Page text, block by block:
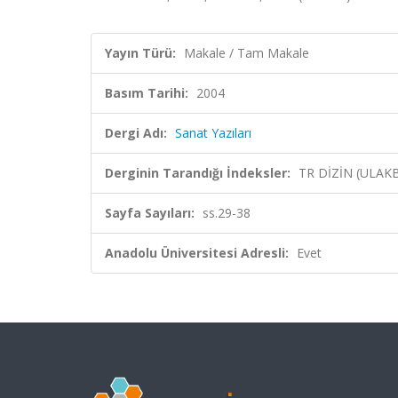
Yayın Türü: Makale / Tam Makale
Basım Tarihi: 2004
Dergi Adı: Sanat Yazıları
Derginin Tarandığı İndeksler: TR DİZİN
Sayfa Sayıları: ss.29-38
Anadolu Üniversitesi Adresli: Evet